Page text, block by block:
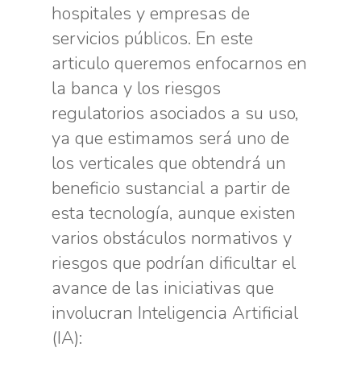
hospitales y empresas de
servicios públicos. En este
articulo queremos enfocarnos en
la banca y los riesgos
regulatorios asociados a su uso,
ya que estimamos será uno de
los verticales que obtendrá un
beneficio sustancial a partir de
esta tecnología, aunque existen
varios obstáculos normativos y
riesgos que podrían dificultar el
avance de las iniciativas que
involucran Inteligencia Artificial
(IA):